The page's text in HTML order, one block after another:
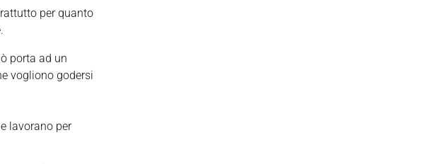
per quanto
porta ad un
vogliono godersi
lavorano per